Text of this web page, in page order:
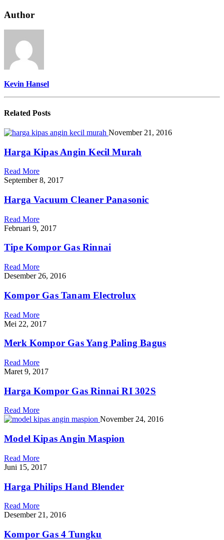
Author
Kevin Hansel
RelatedPosts
November 21, 2016
Harga Kipas Angin Kecil Murah
Read More
September 8, 2017
Harga Vacuum Cleaner Panasonic
Read More
Februari 9, 2017
Tipe Kompor Gas Rinnai
Read More
Desember 26, 2016
Kompor Gas Tanam Electrolux
Read More
Mei 22, 2017
Merk Kompor Gas Yang Paling Bagus
Read More
Maret 9, 2017
Harga Kompor Gas Rinnai RI 302S
Read More
November 24, 2016
Model Kipas Angin Maspion
Read More
Juni 15, 2017
Harga Philips Hand Blender
Read More
Desember 21, 2016
Kompor Gas 4 Tungku